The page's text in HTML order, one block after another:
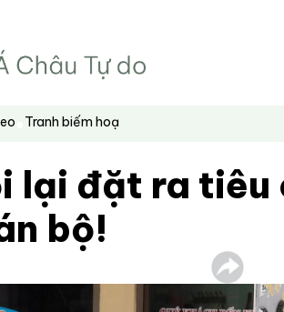
Tranh biếm hoạ
lại đặt ra tiêu
bộ!